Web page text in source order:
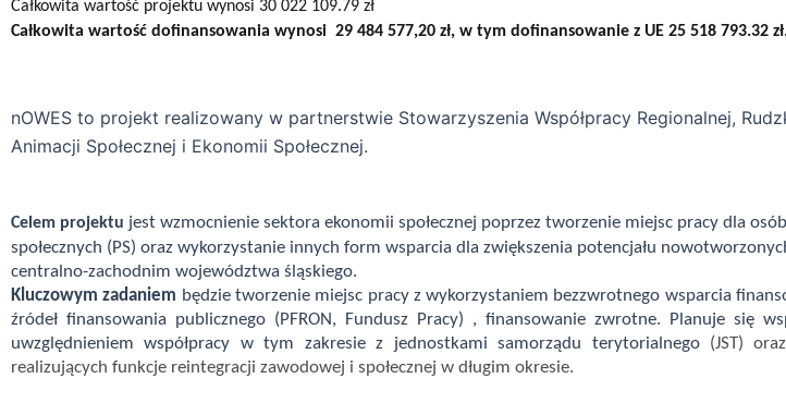
Całkowita wartość projektu wynosi 30 022 109.79 zł
Całkowita wartość dofinansowania wynosi 29 484 577,20 zł, w tym dofinansowanie z UE 25 518 793.32
nOWES to projekt realizowany w partnerstwie Stowarzyszenia Współpracy Regionalnej,
Animacji Społecznej i Ekonomii Społecznej.
Celem projektu jest wzmocnienie sektora ekonomii społecznej poprzez tworzenie miejsc pracy dla
społecznych (PS) oraz wykorzystanie innych form wsparcia dla zwiększenia potencjału
centralno-zachodnim województwa śląskiego.
Kluczowym zadaniem będzie tworzenie miejsc pracy z wykorzystaniem bezzwrotnego wsparcia
źródeł finansowania publicznego (PFRON, Fundusz Pracy) , finansowanie zwrotne. Planuje się
uwzględnieniem współpracy w tym zakresie z jednostkami samorządu terytorialnego (JST)
realizujących funkcje reintegracji zawodowej i społecznej w długim okresie.